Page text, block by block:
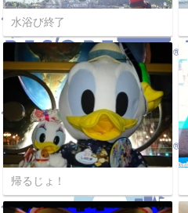
水浴び終了
帰るじょ！